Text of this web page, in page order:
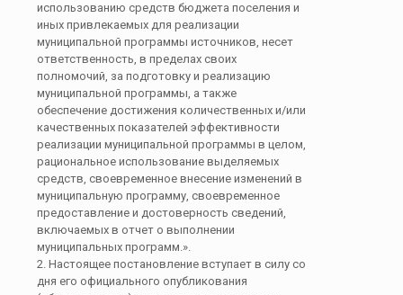
использованию средств бюджета поселения и
иных привлекаемых для реализации
муниципальной программы источников, несет
ответственность, в пределах своих
полномочий, за подготовку и реализацию
муниципальной программы, а также
обеспечение достижения количественных и/или
качественных показателей эффективности
реализации муниципальной программы в целом,
рациональное использование выделяемых
средств, своевременное внесение изменений в
муниципальную программу, своевременное
предоставление и достоверность сведений,
включаемых в отчет о выполнении
муниципальных программ.».
2. Настоящее постановление вступает в силу со
дня его официального опубликования